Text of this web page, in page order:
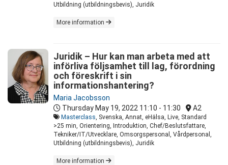
Utbildning (utbildningsbevis), Juridik
More information
Juridik – Hur kan man arbeta med att
införliva följsamhet till lag, förordning
och föreskrift i sin
informationshantering?
Maria Jacobsson
Thursday May 19, 2022 11:10 - 11:30 A2
Masterclass, Svenska, Annat, eHälsa, Live, Standard
>25 min, Orientering, Introduktion, Chef/Beslutsfattare,
Tekniker/IT/Utvecklare, Omsorgspersonal, Vårdpersonal,
Utbildning (utbildningsbevis), Juridik
More information